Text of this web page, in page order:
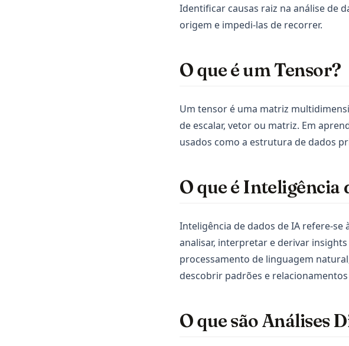
Identificar causas raiz na análise de
origem e impedi-las de recorrer.
O que é um Tensor?
Um tensor é uma matriz
de escalar, vetor ou matriz. Em
usados como a estrutura de dados
O que é Inteligência
Inteligência de dados de IA refere-se
analisar, interpretar e derivar
processamento de linguagem
descobrir padrões e
O que são Análises